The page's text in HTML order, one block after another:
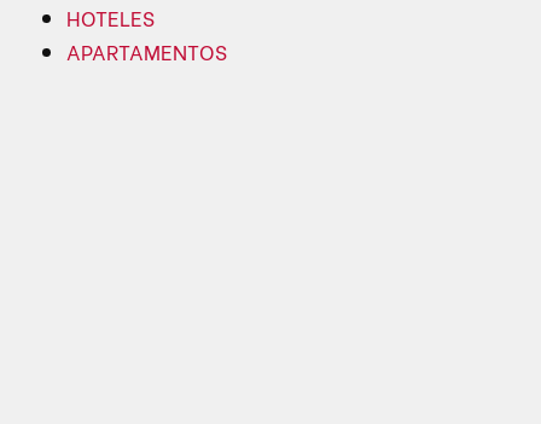
HOTELES
APARTAMENTOS